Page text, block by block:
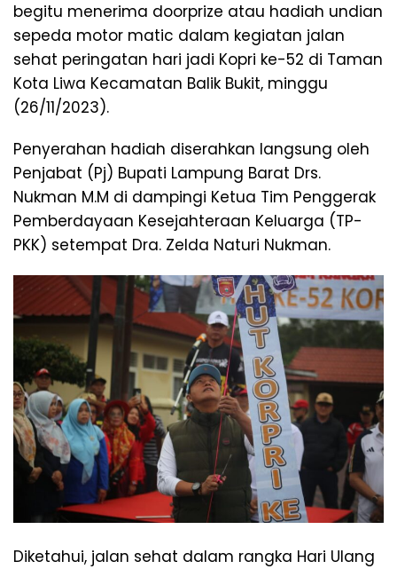
begitu menerima doorprize atau hadiah undian
sepeda motor matic dalam kegiatan jalan
sehat peringatan hari jadi Kopri ke-52 di Taman
Kota Liwa Kecamatan Balik Bukit, minggu
(26/11/2023).
Penyerahan hadiah diserahkan langsung oleh
Penjabat (Pj) Bupati Lampung Barat Drs.
Nukman M.M di dampingi Ketua Tim Penggerak
Pemberdayaan Kesejahteraan Keluarga (TP-
PKK) setempat Dra. Zelda Naturi Nukman.
Diketahui, jalan sehat dalam rangka Hari Ulang